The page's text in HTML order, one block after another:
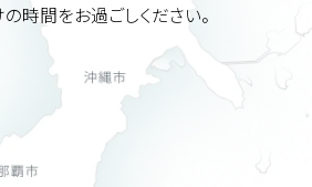
時間をお過ごしください。